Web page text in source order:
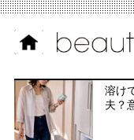
溶け
夫？